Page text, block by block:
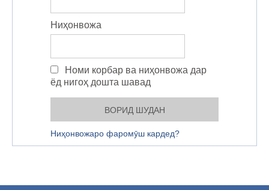
Ниҳонвожа
Номи корбар ва ниҳонвожа дар
ёд нигоҳ дошта шавад
Ниҳонвожаро фаромӯш кардед?